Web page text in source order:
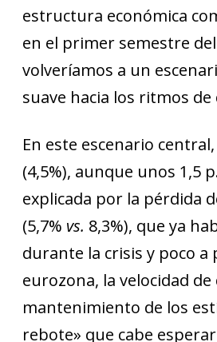
estructura económica
en el primer semestre
volveríamos a un
suave hacia los ritmos
En este escenario
(4,5%), aunque unos 1,5
explicada por la pérdida
(5,7% vs. 8,3%), que ya
durante la crisis y poco a
eurozona, la velocidad
mantenimiento de los
rebote» que cabe